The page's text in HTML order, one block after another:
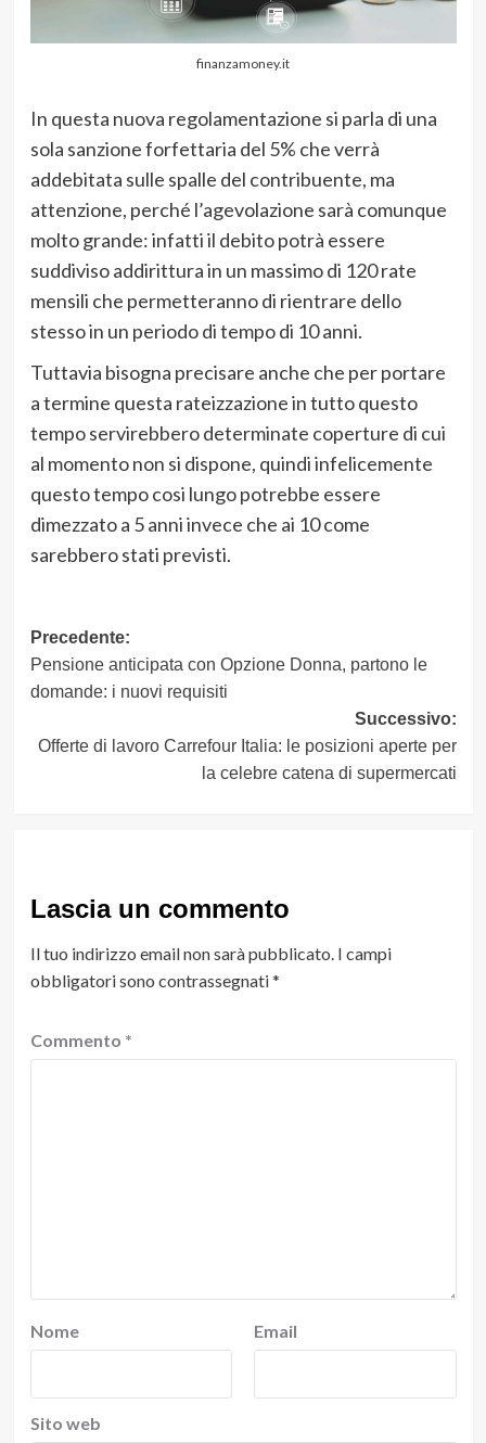
finanzamoney.it
In questa nuova regolamentazione si parla di una
sola sanzione forfettaria del 5% che verrà
addebitata sulle spalle del contribuente, ma
attenzione, perché l’agevolazione sarà comunque
molto grande: infatti il debito potrà essere
suddiviso addirittura in un massimo di 120 rate
mensili che permetteranno di rientrare dello
stesso in un periodo di tempo di 10 anni.
Tuttavia bisogna precisare anche che per portare
a termine questa rateizzazione in tutto questo
tempo servirebbero determinate coperture di cui
al momento non si dispone, quindi infelicemente
questo tempo cosi lungo potrebbe essere
dimezzato a 5 anni invece che ai 10 come
sarebbero stati previsti.
Navigazione
articolo
Precedente:
Pensione anticipata con Opzione Donna, partono le
domande: i nuovi requisiti
Successivo:
Offerte di lavoro Carrefour Italia: le posizioni aperte per
la celebre catena di supermercati
Lascia un commento
Il tuo indirizzo email non sarà pubblicato. I campi
obbligatori sono contrassegnati*
Commento *
Nome Email
Sito web